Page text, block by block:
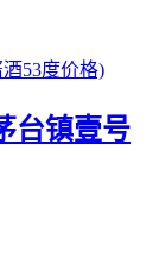
台镇壹号